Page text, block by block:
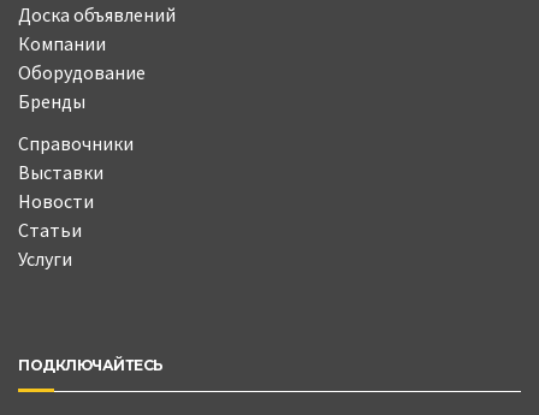
Доска объявлений
Компании
Оборудование
Бренды
Справочники
Выставки
Новости
Статьи
Услуги
ПОДКЛЮЧАЙТЕСЬ